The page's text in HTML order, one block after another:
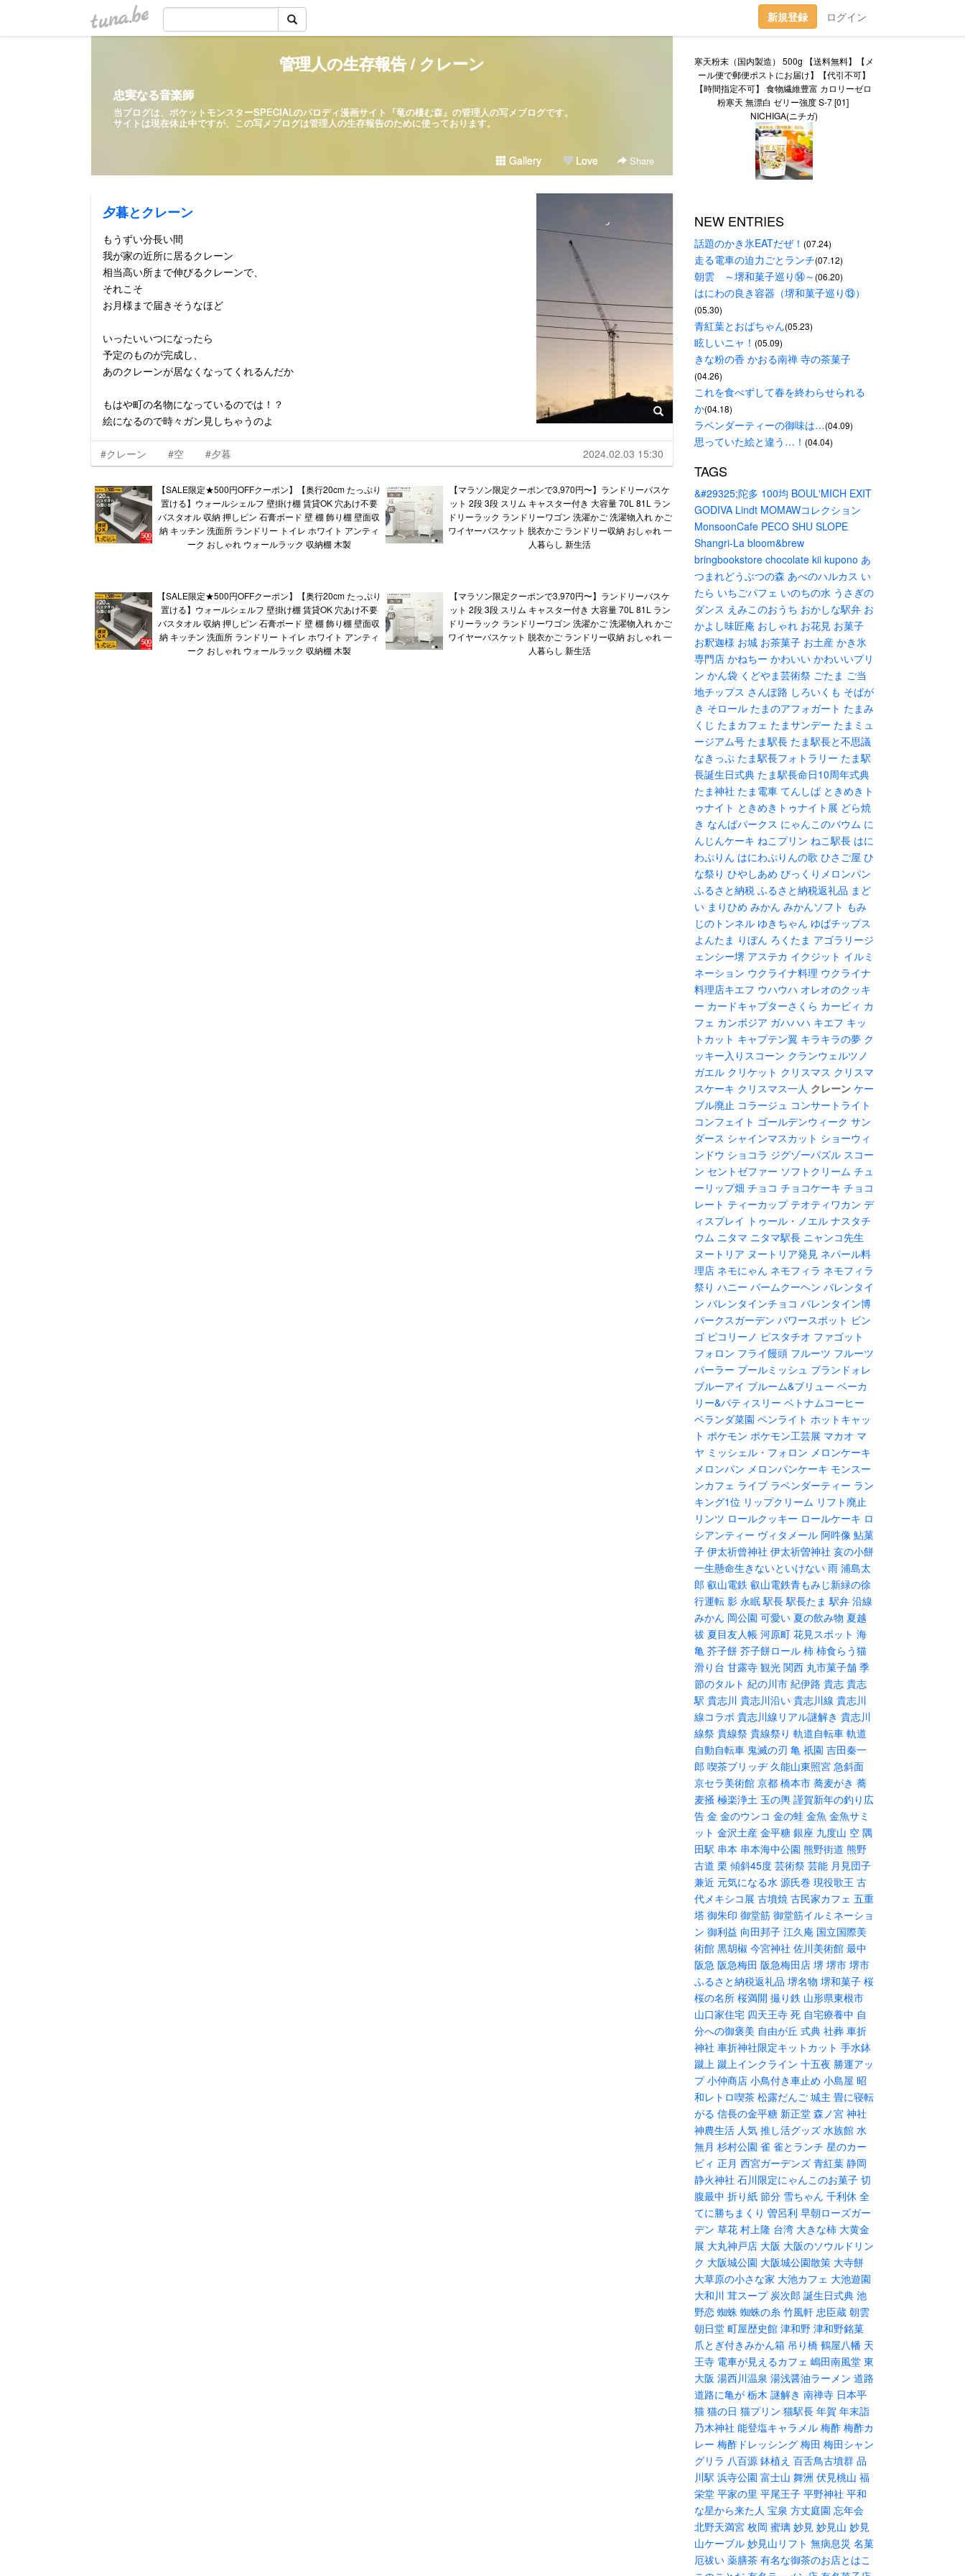
tuna.be 新規登録 ログイン
管理人の生存報告 / クレーン
忠実なる音楽師
当ブログは、ポケットモンスターSPECIALのパロディ漫画サイト『竜の棲む森』の管理人の写メブログです。
サイトは現在休止中ですが、この写メブログは管理人の生存報告のために使っております。
Gallery Love Share
夕暮とクレーン
もうずい分長い間
我が家の近所に居るクレーン
相当高い所まで伸びるクレーンで、
それこそ
お月様まで届きそうなほど
いったいいつになったら
予定のものが完成し、
あのクレーンが居なくなってくれるんだか
もはや町の名物になっているのでは！？
絵になるので時々ガン見しちゃうのよ
#クレーン #空 #夕暮 2024.02.03 15:30
【SALE限定★500円OFFクーポン】【奥行20cm たっぷり
置ける】ウォールシェルフ 壁掛け棚 賃貸OK 穴あけ不要
バスタオル 収納 押しピン 石膏ボード 壁 棚 飾り棚 壁面収
納 キッチン 洗面所 ランドリー トイレ ホワイト アンティ
ーク おしゃれ ウォールラック 収納棚 木製
【マラソン限定クーポンで3,970円〜】ランドリーバスケ
ット 2段 3段 スリム キャスター付き 大容量 70L 81L ラン
ドリーラック ランドリーワゴン 洗濯かご 洗濯物入れ かご
ワイヤーバスケット 脱衣かご ランドリー収納 おしゃれ 一
人暮らし 新生活
【SALE限定★500円OFFクーポン】【奥行20cm たっぷり
置ける】ウォールシェルフ 壁掛け棚 賃貸OK 穴あけ不要
バスタオル 収納 押しピン 石膏ボード 壁 棚 飾り棚 壁面収
納 キッチン 洗面所 ランドリー トイレ ホワイト アンティ
ーク おしゃれ ウォールラック 収納棚 木製
【マラソン限定クーポンで3,970円〜】ランドリーバスケ
ット 2段 3段 スリム キャスター付き 大容量 70L 81L ラン
ドリーラック ランドリーワゴン 洗濯かご 洗濯物入れ かご
ワイヤーバスケット 脱衣かご ランドリー収納 おしゃれ 一
人暮らし 新生活
寒天粉末（国内製造） 500g 【送料無料】【メ
ール便で郵便ポストにお届け】【代引不可】
【時間指定不可】 食物繊維豊富 カロリーゼロ
粉寒天 無漂白 ゼリー強度 S-7 [01]
NICHIGA(ニチガ)
NEW ENTRIES
話題のかき氷EATだぜ！ (07.24)
走る電車の迫力ごとランチ(07.12)
朝雲　～堺和菓子巡り⑭～(06.20)
はにわの良き容器（堺和菓子巡り⑬）
(05.30)
青紅葉とおばちゃん(05.23)
眩しいニャ！ (05.09)
きな粉の香 かおる南禅 寺の茶菓子
(04.26)
これを食べずして春を終わらせられる
か(04.18)
ラベンダーティーの御味は…(04.09)
思っていた絵と違う…！ (04.04)
TAGS
&#29325;陀多 100均 BOUL'MICH EXIT
GODIVA Lindt MOMAWコレクション
MonsoonCafe PECO SHU SLOPE
Shangri-La bloom&brew
bringbookstore chocolate kii kupono あ
つまれどうぶつの森 あべのハルカス い
たら いちごパフェ いのちの水 うさぎの
ダンス えみこのおうち おかしな駅弁 お
かよし味匠庵 おしゃれ お花見 お菓子
お釈迦様 お城 お茶菓子 お土産 かき氷
専門店 かねちー かわいい かわいいプリ
ン かん袋 くどやま芸術祭 ごたま ご当
地チップス さんぽ路 しろいくも そばが
き そロール たまのアフォガート たまみ
くじ たまカフェ たまサンデー たまミュ
ージアム号 たま駅長 たま駅長と不思議
なきっぷ たま駅長フォトラリー たま駅
長誕生日式典 たま駅長命日10周年式典
たま神社 たま電車 てんしば ときめきト
ゥナイト ときめきトゥナイト展 どら焼
き なんばパークス にゃんこのバウム に
んじんケーキ ねこプリン ねこ駅長 はに
わぷりん はにわぷりんの歌 ひさご屋 ひ
な祭り ひやしあめ びっくりメロンパン
ふるさと納税 ふるさと納税返礼品 まど
い まりひめ みかん みかんソフト もみ
じのトンネル ゆきちゃん ゆばチップス
よんたま りぼん ろくたま アゴラリージ
ェンシー堺 アステカ イクジット イルミ
ネーション ウクライナ料理 ウクライナ
料理店キエフ ウハウハ オレオのクッキ
ー カードキャプターさくら カービィ カ
フェ カンボジア ガハハハ キエフ キッ
トカット キャプテン翼 キラキラの夢 ク
ッキー入りスコーン クランウェルツノ
ガエル クリケット クリスマス クリスマ
スケーキ クリスマス一人 クレーン ケー
ブル廃止 コラージュ コンサートライト
コンフェイト ゴールデンウィーク サン
ダース シャインマスカット ショーウィ
ンドウ ショコラ ジグゾーパズル スコー
ン セントゼファー ソフトクリーム チュ
ーリップ畑 チョコ チョコケーキ チョコ
レート ティーカップ テオティワカン デ
ィスプレイ トゥール・ノエル ナスタチ
ウム ニタマ ニタマ駅長 ニャンコ先生
ヌートリア ヌートリア発見 ネパール料
理店 ネモにゃん ネモフィラ ネモフィラ
祭り ハニー バームクーヘン バレンタイ
ン バレンタインチョコ バレンタイン博
パークスガーデン パワースポット ビン
ゴ ピコリーノ ピスタチオ ファゴット
フォロン フライ饅頭 フルーツ フルーツ
パーラー ブールミッシュ ブランドォレ
ブルーアイ ブルーム&ブリュー ベーカ
リー&パティスリー ベトナムコーヒー
ベランダ菜園 ペンライト ホットキャッ
ト ポケモン ポケモン工芸展 マカオ マ
ヤ ミッシェル・フォロン メロンケーキ
メロンパン メロンパンケーキ モンスー
ンカフェ ライブ ラベンダーティー ラン
キング1位 リップクリーム リフト廃止
リンツ ロールクッキー ロールケーキ ロ
シアンティー ヴィタメール 阿吽像 鮎菓
子 伊太祈曾神社 伊太祈曽神社 亥の小餅
一生懸命生きないといけない 雨 浦島太
郎 叡山電鉄 叡山電鉄青もみじ新緑の徐
行運転 影 永眠 駅長 駅長たま 駅弁 沿線
みかん 岡公園 可愛い 夏の飲み物 夏越
祓 夏目友人帳 河原町 花見スポット 海
亀 芥子餅 芥子餅ロール 柿 柿食らう猫
滑り台 甘露寺 観光 関西 丸市菓子舗 季
節のタルト 紀の川市 紀伊路 貴志 貴志
駅 貴志川 貴志川沿い 貴志川線 貴志川
線コラボ 貴志川線リアル謎解き 貴志川
線祭 貴線祭 貴線祭り 軌道自転車 軌道
自動自転車 鬼滅の刃 亀 祇園 吉田秦一
郎 喫茶ブリッヂ 久能山東照宮 急斜面
京セラ美術館 京都 橋本市 蕎麦がき 蕎
麦掻 極楽浄土 玉の輿 謹賀新年の釣り広
告 金 金のウンコ 金の蛙 金魚 金魚サミ
ット 金沢土産 金平糖 銀座 九度山 空 隅
田駅 串本 串本海中公園 熊野街道 熊野
古道 栗 傾斜45度 芸術祭 芸能 月見団子
兼近 元気になる水 源氏巻 現役歌王 古
代メキシコ展 古墳焼 古民家カフェ 五重
塔 御朱印 御堂筋 御堂筋イルミネーショ
ン 御利益 向田邦子 江久庵 国立国際美
術館 黒胡椒 今宮神社 佐川美術館 最中
阪急 阪急梅田 阪急梅田店 堺 堺市 堺市
ふるさと納税返礼品 堺名物 堺和菓子 桜
桜の名所 桜満開 撮り鉄 山形県東根市
山口家住宅 四天王寺 死 自宅療養中 自
分への御褒美 自由が丘 式典 社葬 車折
神社 車折神社限定キットカット 手水鉢
蹴上 蹴上インクライン 十五夜 勝運アッ
プ 小仲商店 小鳥付き車止め 小島屋 昭
和レトロ喫茶 松露だんご 城主 畳に寝転
がる 信長の金平糖 新正堂 森ノ宮 神社
神農生活 人気 推し活グッズ 水族館 水
無月 杉村公園 雀 雀とランチ 星のカー
ビィ 正月 西宮ガーデンズ 青紅葉 静岡
静火神社 石川限定にゃんこのお菓子 切
腹最中 折り紙 節分 雪ちゃん 千利休 全
てに勝ちまくり 曽呂利 早朝ローズガー
デン 草花 村上隆 台湾 大きな柿 大黄金
展 大丸神戸店 大阪 大阪のソウルドリン
ク 大阪城公園 大阪城公園散策 大寺餅
大草原の小さな家 大池カフェ 大池遊園
大和川 茸スープ 炭次郎 誕生日式典 池
野恋 蜘蛛 蜘蛛の糸 竹風軒 忠臣蔵 朝雲
朝日堂 町屋歴史館 津和野 津和野銘菓
爪とぎ付きみかん箱 吊り橋 鶴屋八幡 天
王寺 電車が見えるカフェ 嶋田南風堂 東
大阪 湯西川温泉 湯浅醤油ラーメン 道路
道路に亀が 栃木 謎解き 南禅寺 日本平
猫 猫の日 猫プリン 猫駅長 年賀 年末詣
乃木神社 能登塩キャラメル 梅酢 梅酢カ
レー 梅酢ドレッシング 梅田 梅田シャン
グリラ 八百源 鉢植え 百舌鳥古墳群 品
川駅 浜寺公園 富士山 舞洲 伏見桃山 福
栄堂 平家の里 平尾王子 平野神社 平和
な星から来た人 宝泉 方丈庭園 忘年会
北野天満宮 枚岡 蜜璃 妙見 妙見山 妙見
山ケーブル 妙見山リフト 無病息災 名菓
厄祓い 薬膳茶 有名な御茶のお店とはこ